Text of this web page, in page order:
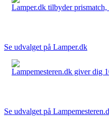
Lamper.dk tilbyder
Se udvalget på Lamper.dk
Lampemesteren.dk giver dig
Se udvalget på